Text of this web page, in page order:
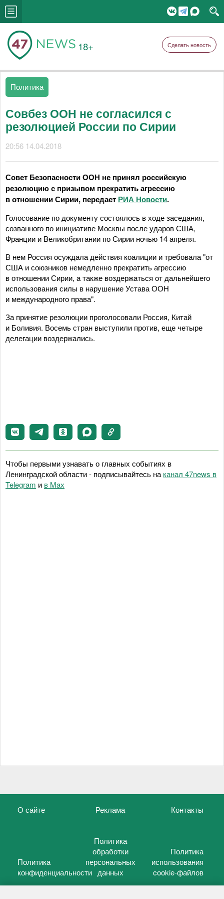
18+ Сделать новость
Политика
Совбез ООН не согласился с
резолюцией России по Сирии
20:56 14.04.2018
Совет Безопасности ООН не принял российскую
резолюцию с призывом прекратить агрессию
в отношении Сирии, передает РИА Новости.
Голосование по документу состоялось в ходе заседания,
созванного по инициативе Москвы после ударов США,
Франции и Великобритании по Сирии ночью 14 апреля.
В нем Россия осуждала действия коалиции и требовала "от
США и союзников немедленно прекратить агрессию
в отношении Сирии, а также воздержаться от дальнейшего
использования силы в нарушение Устава ООН
и международного права".
За принятие резолюции проголосовали Россия, Китай
и Боливия. Восемь стран выступили против, еще четыре
делегации воздержались.
Чтобы первыми узнавать о главных событиях в
Ленинградской области - подписывайтесь на канал 47news в
Telegram и в Maх
О сайте Реклама Контакты
Политика
конфиденциальности
Политика
обработки
персональных
данных
Политика
использования
cookie-файлов